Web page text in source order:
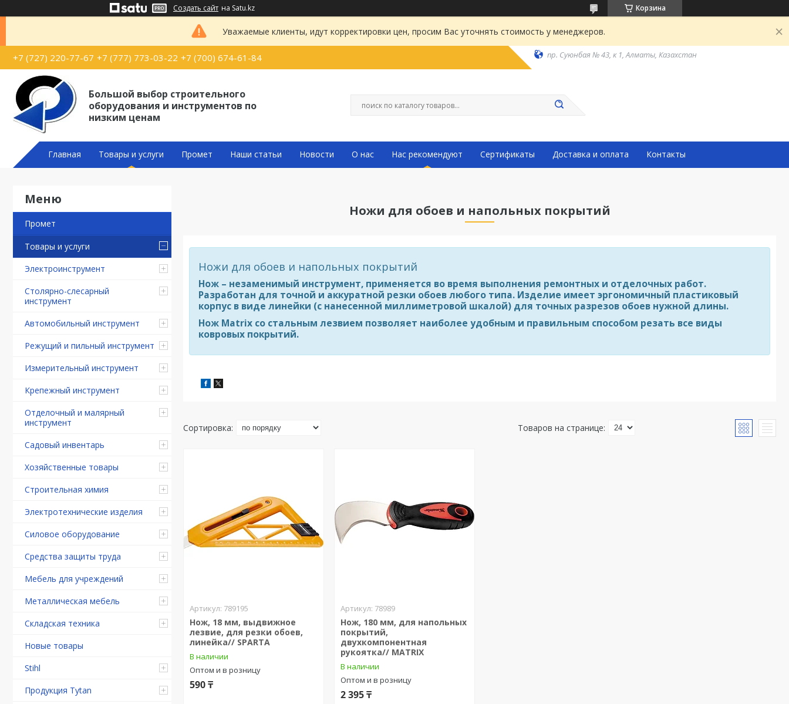
Создать сайт на Satu.kz Корзина
Уважаемые клиенты, идут корректировки цен, просим Вас уточнять стоимость у менеджеров.
+7 (727) 220-77-67 +7 (777) 773-03-22 +7 (700) 674-61-84 пр. Суюнбая № 43, к 1, Алматы, Казахстан
Большой выбор строительного
оборудования и инструментов по
низким ценам
Главная Товары и услуги Промет Наши статьи Новости О нас Нас рекомендуют Сертификаты Доставка и оплата Контакты
Промет
Товары и услуги
Электроинструмент
Столярно-слесарный
инструмент
Автомобильный инструмент
Режущий и пильный инструмент
Измерительный инструмент
Крепежный инструмент
Отделочный и малярный
инструмент
Садовый инвентарь
Хозяйственные товары
Строительная химия
Электротехнические изделия
Силовое оборудование
Средства защиты труда
Мебель для учреждений
Металлическая мебель
Складская техника
Новые товары
Stihl
Продукция Tytan
Ножи для обоев и напольных покрытий
Ножи для обоев и напольных покрытий
Нож – незаменимый инструмент, применяется во время выполнения ремонтных и отделочных работ.
Разработан для точной и аккуратной резки обоев любого типа. Изделие имеет эргономичный пластиковый
корпус в виде линейки (с нанесенной миллиметровой шкалой) для точных разрезов обоев нужной длины.
Нож Matrix со стальным лезвием позволяет наиболее удобным и правильным способом резать все виды
ковровых покрытий.
789195
Нож, 18 мм, выдвижное
лезвие, для резки обоев,
линейка// SPARTA
В наличии
Оптом и в розницу
590 ₸
78989
Нож, 180 мм, для напольных
покрытий,
двухкомпонентная
рукоятка// MATRIX
В наличии
Оптом и в розницу
2 395 ₸